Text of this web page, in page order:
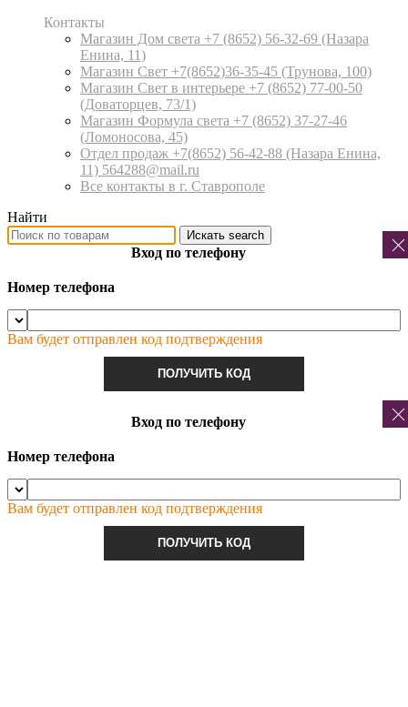
Контакты
Магазин Дом света +7 (8652) 56-32-69 (Назара
Енина, 11)
Магазин Свет +7(8652)36-35-45 (Трунова, 100)
Магазин Свет в интерьере +7 (8652) 77-00-50
(Доваторцев, 73/1)
Магазин Формула света +7 (8652) 37-27-46
(Ломоносова, 45)
Отдел продаж +7(8652) 56-42-88 (Назара Енина,
11) 564288@mail.ru
Все контакты в г. Ставрополе
Найти
Искать search
Вход по телефону
Номер телефона
Вам будет отправлен код подтверждения
ПОЛУЧИТЬ КОД
Вход по телефону
Номер телефона
Вам будет отправлен код подтверждения
ПОЛУЧИТЬ КОД